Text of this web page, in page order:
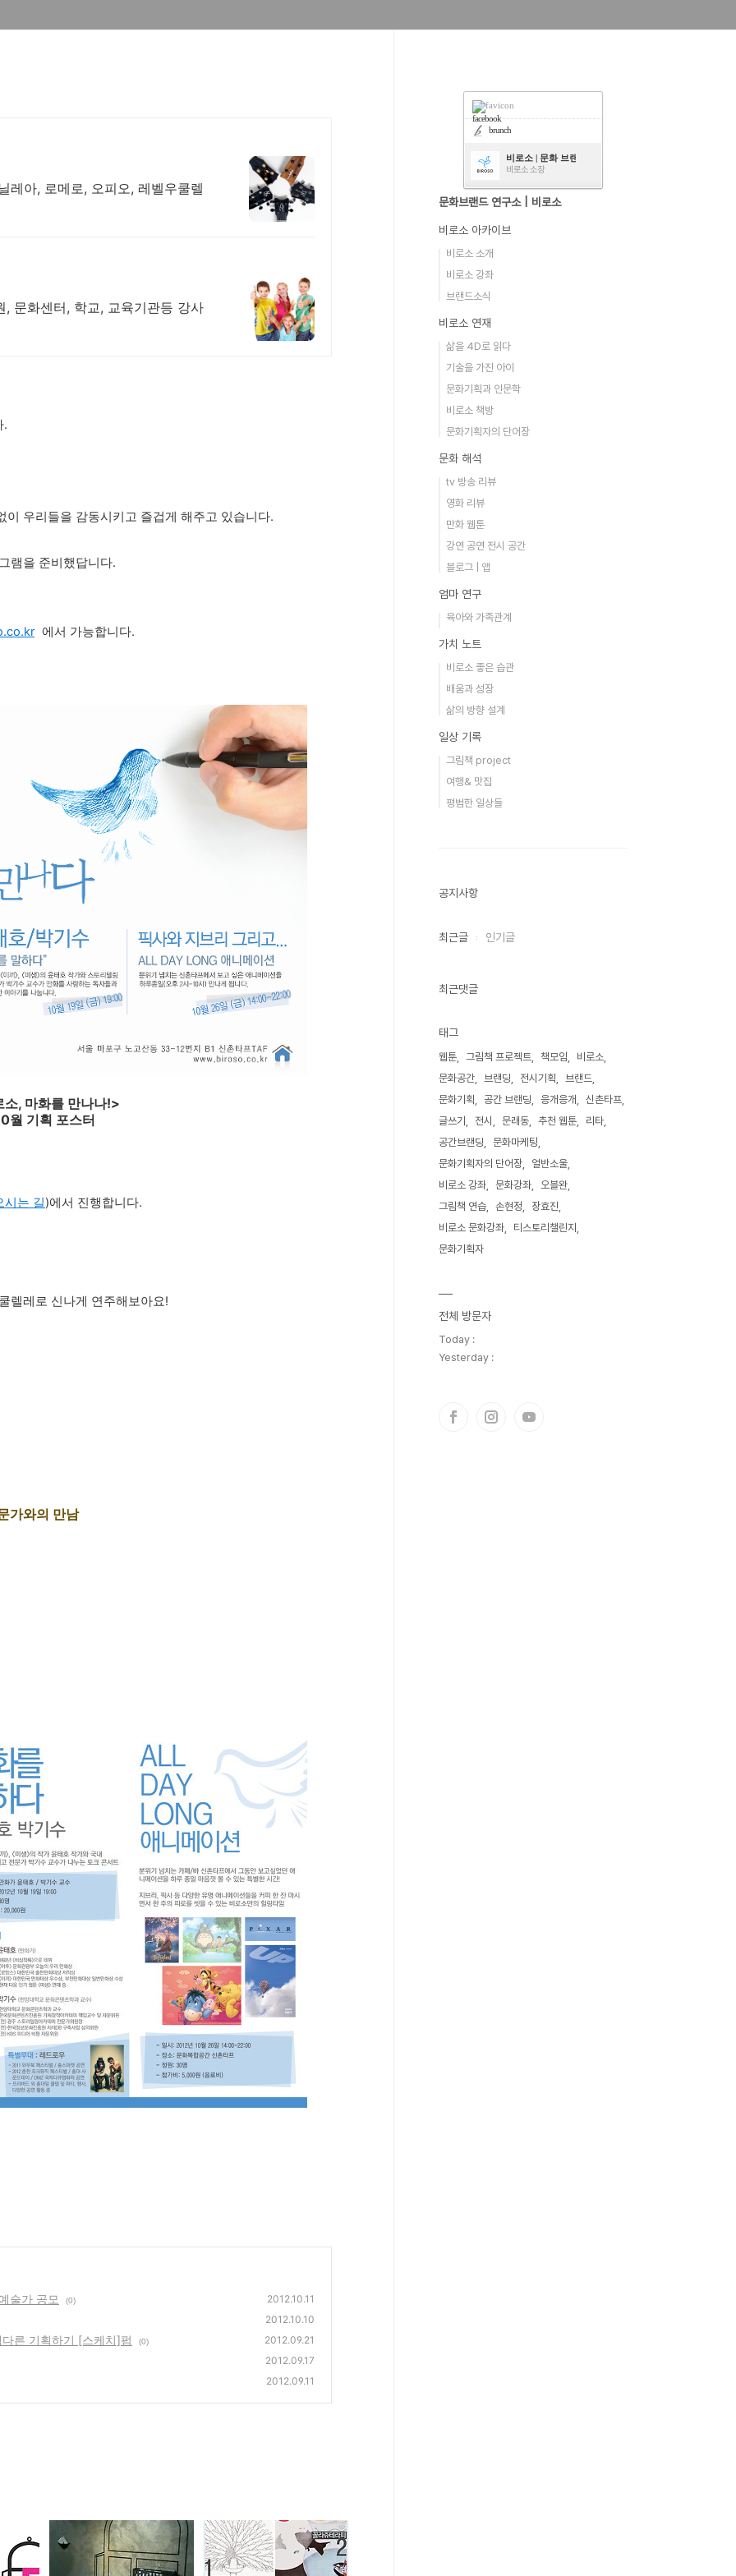
레아, 로메로, 오피오, 레벨우쿨렐
문화센터, 학교, 교육기관등 강사
.
우리들을 감동시키고 즐겁게 해주고 있습니다.
램을 준비했답니다.
에서 가능합니다.
소, 마화를 만나나!>
월 기획 포스터
시는 길)에서 진행합니다.
렐레로 신나게 연주해보아요!
가와의 만남
술가 공모 (0)
2012.10.11
2012.10.10
른 기획하기 [스케치]펌 (0)
2012.09.21
2012.09.17
2012.09.11
facebook
brunch
비로소 | 문화 브랜드 연구소
비로소 소장
문화브랜드 연구소 | 비로소
비로소 아카이브
비로소 소개
비로소 강좌
브랜드소식
비로소 연재
삶을 4D로 읽다
기술을 가진 아이
문화기획과 인문학
비로소 책방
문화기획자의 단어장
문화 해석
tv 방송 리뷰
영화 리뷰
만화 웹툰
강연 공연 전시 공간
블로그 | 앱
엄마 연구
육아와 가족관계
가치 노트
비로소 좋은 습관
배움과 성장
삶의 방향 설계
일상 기록
그림책 project
여행& 맛집
평범한 일상들
공지사항
최근글 인기글
최근댓글
태그
웹툰 그림책 프로젝트 책모임
비로소
문화공간
브랜딩 전시기획
브랜드
문화기획
공간 브랜딩 응개응개
신촌타프
글쓰기
전시 문래동 추천 웹툰
리타
공간브랜딩
문화마케팅
문화기획자의 단어장
얼반소울
비로소 강좌
문화강좌
오블완
그림책 연습
손현정
장효진
비로소 문화강좌
티스토리챌린지
문화기획자
전체 방문자
Today :
Yesterday :